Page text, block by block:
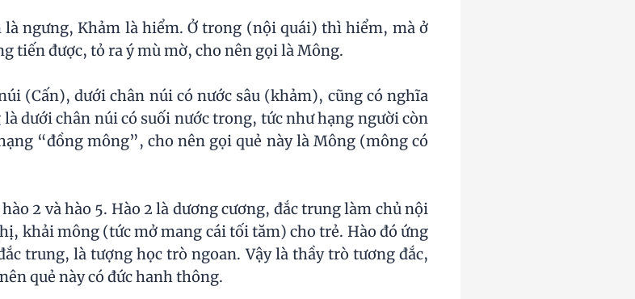
là ngưng, Khảm là hiểm. Ở trong (nội quái) thì hiểm, mà ở
tiến được, tỏ ra ý mù mờ, cho nên gọi là Mông.
(Cấn), dưới chân núi có nước sâu (khảm), cũng có nghĩa
dưới chân núi có suối nước trong, tức như hạng người còn
“đồng mông”, cho nên gọi quẻ này là Mông (mông có
2 và hào 5. Hào 2 là dương cương, đắc trung làm chủ nội
khải mông (tức mở mang cái tối tăm) cho trẻ. Hào đó ứng
trung, là tượng học trò ngoan. Vậy là thầy trò tương đắc,
quẻ này có đức hanh thông.